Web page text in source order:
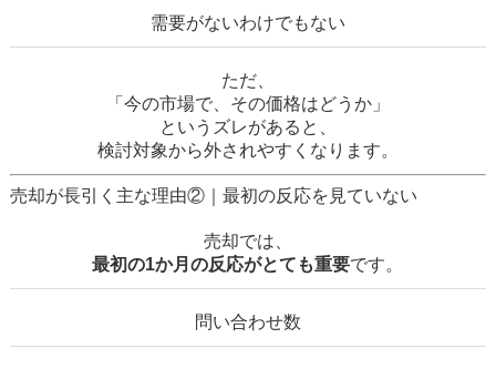
需要がないわけでもない
ただ、
「今の市場で、その価格はどうか」
というズレがあると、
検討対象から外されやすくなります。
売却が長引く主な理由②｜最初の反応を見ていない
売却では、
最初の1か月の反応がとても重要です。
問い合わせ数